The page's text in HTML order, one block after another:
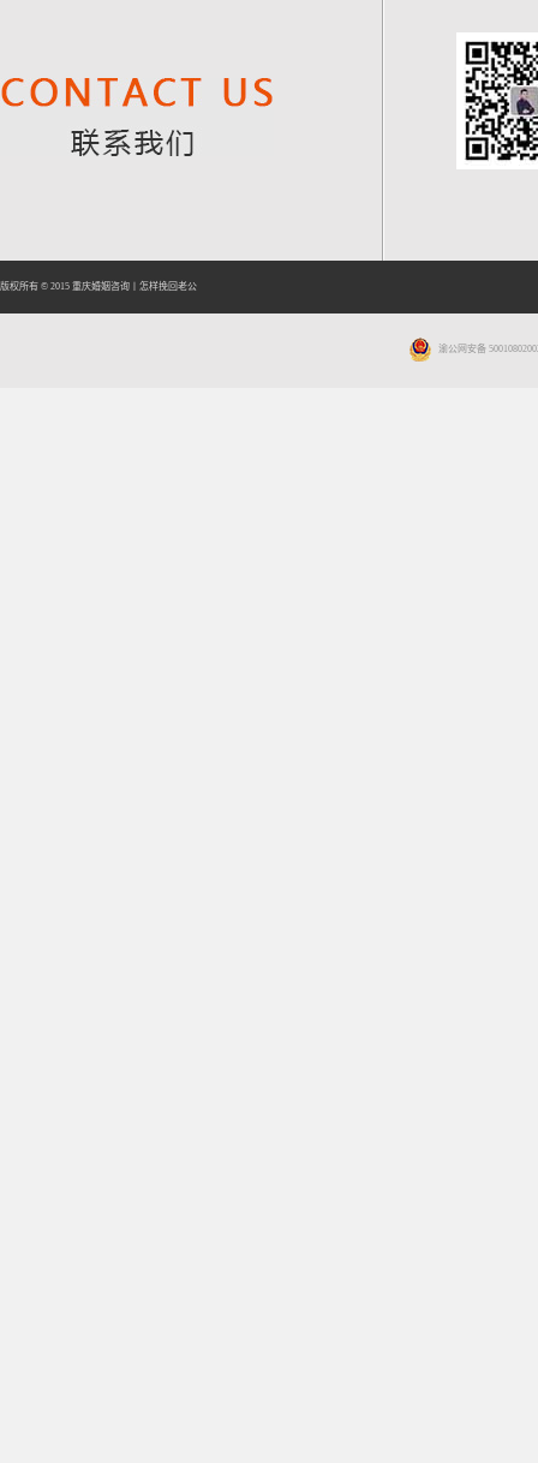
版权所有 © 2015 重庆婚姻咨询 怎样挽回老公
渝公网安备